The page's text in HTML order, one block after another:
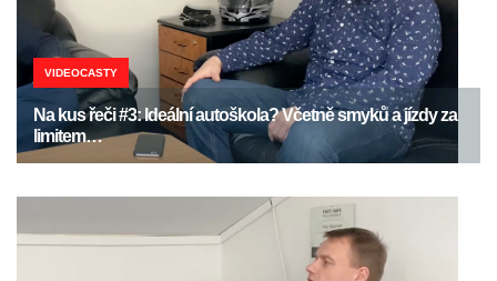
VIDEOCASTY
Na kus řeči #3: Ideální autoškola? Včetně smyků a jízdy za
limitem…